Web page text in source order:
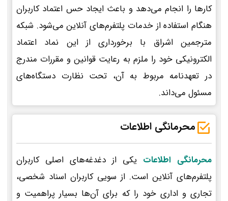
کارها را انجام می‌دهد و باعث ایجاد حس اعتماد کاربران
هنگام استفاده از خدمات پلتفرم‌های آنلاین می‌شود. شبکه
مترجمین اشراق با برخورداری از این نماد اعتماد
الکترونیکی خود را ملزم به رعایت قوانین و مقررات مندرج
در تعهدنامه مربوط به آن، تحت نظارت دستگاه‌های
مسئول می‌داند.
محرمانگی اطلاعات
محرمانگی اطلاعات یکی از دغدغه‌های اصلی کاربران
پلتفرم‌های آنلاین است. از سویی کاربران اسناد شخصی،
تجاری و اداری خود را که برای آن‌ها بسیار پراهمیت و